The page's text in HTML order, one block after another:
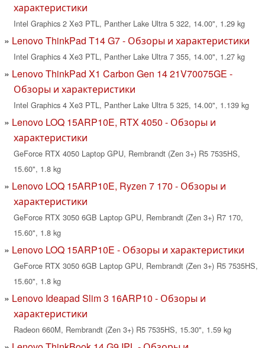
характеристики
Intel Graphics 2 Xe3 PTL, Panther Lake Ultra 5 322, 14.00", 1.29 kg
Lenovo ThinkPad T14 G7 - Обзоры и характеристики
Intel Graphics 4 Xe3 PTL, Panther Lake Ultra 7 355, 14.00", 1.27 kg
Lenovo ThinkPad X1 Carbon Gen 14 21V70075GE -
Обзоры и характеристики
Intel Graphics 4 Xe3 PTL, Panther Lake Ultra 5 325, 14.00", 1.139 kg
Lenovo LOQ 15ARP10E, RTX 4050 - Обзоры и
характеристики
GeForce RTX 4050 Laptop GPU, Rembrandt (Zen 3+) R5 7535HS,
15.60", 1.8 kg
Lenovo LOQ 15ARP10E, Ryzen 7 170 - Обзоры и
характеристики
GeForce RTX 3050 6GB Laptop GPU, Rembrandt (Zen 3+) R7 170,
15.60", 1.8 kg
Lenovo LOQ 15ARP10E - Обзоры и характеристики
GeForce RTX 3050 6GB Laptop GPU, Rembrandt (Zen 3+) R5 7535HS,
15.60", 1.8 kg
Lenovo Ideapad Slim 3 16ARP10 - Обзоры и
характеристики
Radeon 660M, Rembrandt (Zen 3+) R5 7535HS, 15.30", 1.59 kg